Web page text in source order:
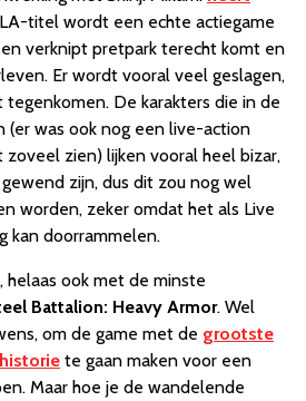
titel wordt een echte actiegame
verknipt pretpark terecht komt en
Er wordt vooral veel geslagen,
De karakters die in de
(er was ook nog een live-action
zien) lijken vooral heel bizar,
zijn, dus dit zou nog wel
worden, zeker omdat het als Live
kan doorrammelen.
helaas ook met de minste
Battalion: Heavy Armor. Wel
om de game met de grootste
te gaan maken voor een
Maar hoe je de wandelende